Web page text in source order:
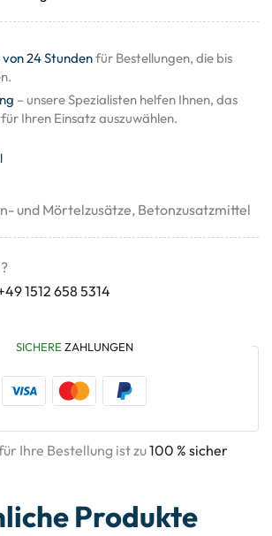
24 Stundenfür Bestellungen, die bis
– unsere Spezialisten helfen Ihnen, das
Ihren Einsatz auszuwählen.
l
und Mörtelzusätze, Betonzusatzmittel
1512 658 5314
SICHERE ZAHLUNGEN
Ihre Bestellung ist zu100 % sicher
Produkte